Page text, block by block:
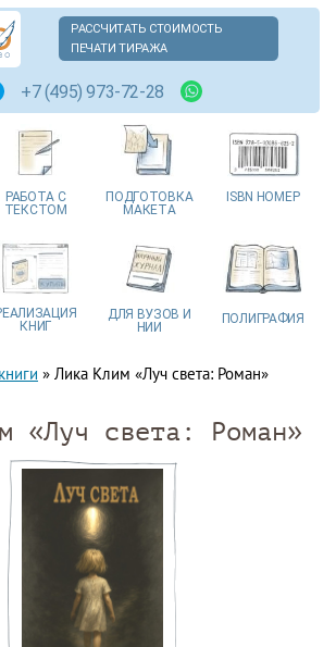
РАССЧИТАТЬ СТОИМОСТЬ
ПЕЧАТИ ТИРАЖА
+7 (495) 973-72-28
РАБОТА С
ТЕКСТОМ
ПОДГОТОВКА
МАКЕТА
ISBN НОМЕР
КНИГ
ДЛЯ ВУЗОВ И
НИИ
ПОЛИГРАФИЯ
» Лика Клим «Луч света: Роман»
«Луч света: Роман»